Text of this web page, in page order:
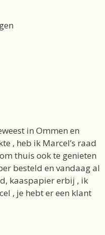
in Ommen en
, heb ik Marcel’s raad
thuis ook te genieten
besteld en vandaag al
kaaspapier erbij , ik
, je hebt er een klant